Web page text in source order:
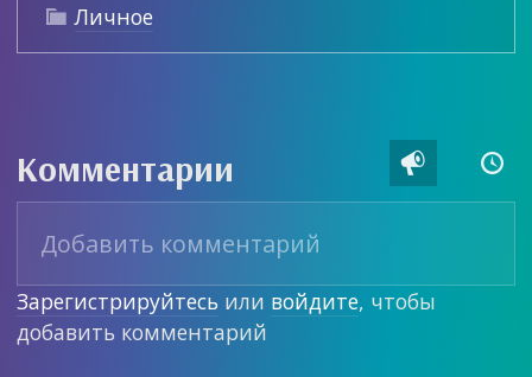
 Личное
Комментарии  
Зарегистрируйтесь или войдите, чтобы
добавить комментарий